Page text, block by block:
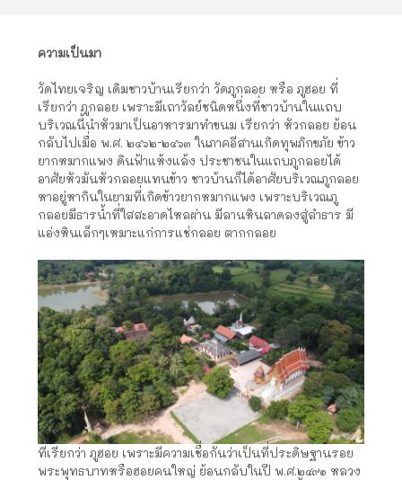
ความเป็นมา
วัดไทยเจริญ เดิมชาวบ้านเรียกว่า วัดภูกลอย หรือ ภูฮอย ที่
เรียกว่า ภูกลอย เพราะมีเถาวัลย์ชนิดหนึ่งที่ชาวบ้านในแถบ
บริเวณนี้นำหัวมาเป็นอาหารมาทำขนม เรียกว่า หัวกลอย ย้อน
กลับไปเมื่อ พ.ศ. ๒๔๖๒-๒๔๖๓ ในภาคอีสานเกิดทุพภิกขภัย ข้าว
ยากหมากแพง ดินฟ้าแห้งแล้ง ประชาชนในแถบภูกลอยได้
อาศัยหัวมันหัวกลอยแทนข้าว ชาวบ้านก็ได้อาศัยบริเวณภูกลอย
หาอยู่หากินในยามที่เกิดข้าวยากหมากแพง เพราะบริเวณภู
กลอยมีธารน้ำที่ใสสะอาดไหลผ่าน มีลานหินลาดลงสู่ลำธาร มี
แอ่งหินเล็กๆเหมาะแก่การแช่กลอย ตากกลอย
ที่เรียกว่า ภูฮอย เพราะมีความเชื่อกันว่าเป็นที่ประดิษฐานรอย
พระพุทธบาทหรือฮอยคนใหญ่ ย้อนกลับในปี พ.ศ.๒๔๙๑ หลวง